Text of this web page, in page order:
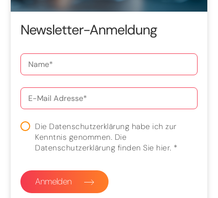
Newsletter-Anmeldung
Die Datenschutzerklärung habe ich zur
Kenntnis genommen. Die
Datenschutzerklärung finden Sie hier. *
Anmelden